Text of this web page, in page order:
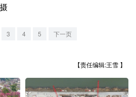
上海 江苏
3 4 5 下一页
【责任编辑:王雪 】